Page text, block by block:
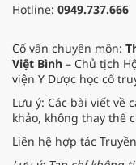
Hotline: 0949.737.666
Cố vấn chuyên môn:
Việt Bình – Chủ tịch
viện Y Dược học cổ
Lưu ý: Các bài viết về
khảo, không thay thế
Liên hệ hợp tác